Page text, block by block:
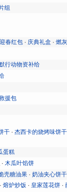
组
春红包 · 庆典礼盒 ·燃
行动物资补给
援包
干 ·杰西卡的烧烤味饼干
蛋糕
·木瓜叶馅饼
壳糖油果 ·奶油夹心饼干
·熔炉炒饭 · 皇家莲花饼 ·